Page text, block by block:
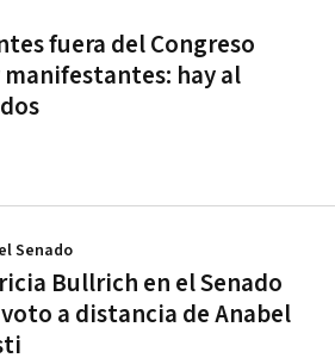
fuera del Congreso
hay al
Bullrich en el Senado
a distancia de Anabel
Senado